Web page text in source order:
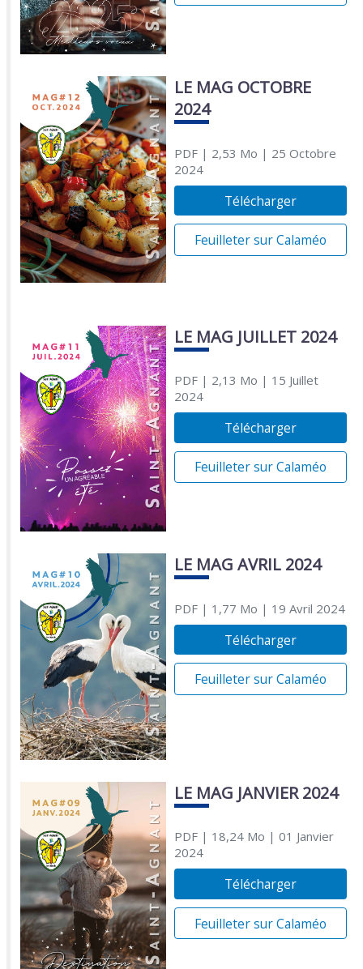
LE MAG OCTOBRE
2024
PDF| 2,53 Mo | 25 Octobre
2024
Télécharger
Feuilleter sur Calaméo
LE MAG JUILLET 2024
PDF| 2,13 Mo | 15 Juillet
2024
Télécharger
Feuilleter sur Calaméo
LE MAG AVRIL 2024
PDF| 1,77 Mo | 19 Avril 2024
Télécharger
Feuilleter sur Calaméo
LE MAG JANVIER 2024
PDF| 18,24 Mo | 01 Janvier
2024
Télécharger
Feuilleter sur Calaméo